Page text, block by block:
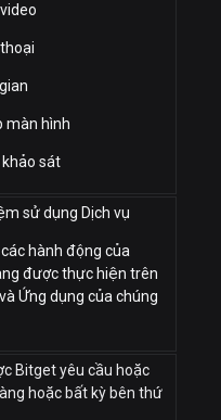
màn hình
sát
sử dụng Dịch vụ
hành động của
được thực hiện trên
Ứng dụng của chúng
Bitget yêu cầu hoặc
hoặc bất kỳ bên thứ